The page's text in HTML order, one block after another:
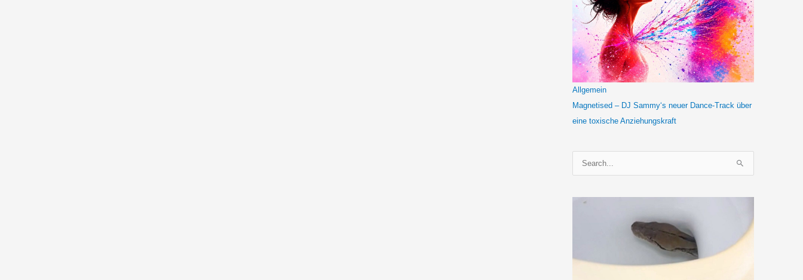
Allgemein
Magnetised – DJ Sammy‘s neuer Dance-Track über
eine toxische Anziehungskraft
u